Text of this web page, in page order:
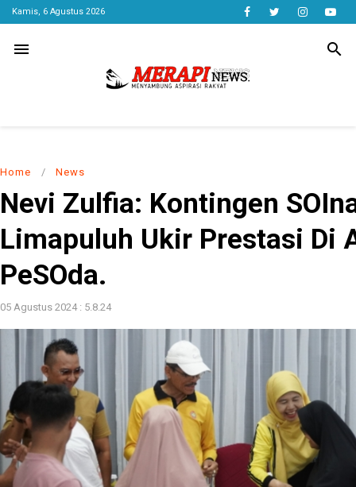
Kamis, 6 Agustus 2026
menu search
Home / News
Nevi Zulfia: Kontingen
Limapuluh Ukir Prestasi Di
PeSOda.
05 Agustus 2024 : 5.8.24